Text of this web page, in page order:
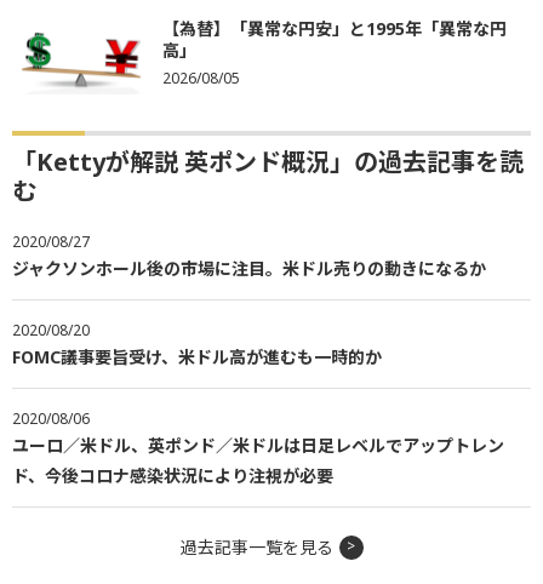
【為替】「異常な円安」と1995年「異常な円
高」
2026/08/05
「Kettyが解説 英ポンド概況」の過去記事を読
む
2020/08/27
ジャクソンホール後の市場に注目。米ドル売りの動きになるか
2020/08/20
FOMC議事要旨受け、米ドル高が進むも一時的か
2020/08/06
ユーロ／米ドル、英ポンド／米ドルは日足レベルでアップトレン
ド、今後コロナ感染状況により注視が必要
過去記事一覧を見る